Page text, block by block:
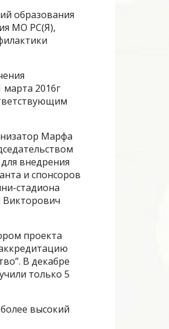
образования
МО РС(Я),
2016г
Марфа
внедрения
и спонсоров
стадиона
Викторович
проекта
В декабре
только 5
высокий